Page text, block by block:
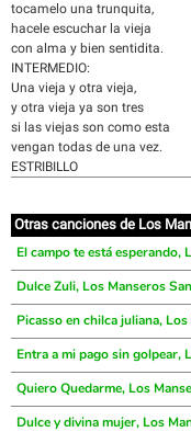
tocamelo una trunquita,
hacele escuchar la vieja
con alma y bien sentidita.
INTERMEDIO:
Una vieja y otra vieja,
y otra vieja ya son tres
si las viejas son como esta
vengan todas de una vez.
ESTRIBILLO
Otras canciones de Los
El campo te está esperando,
Dulce Zuli, Los Manseros
Picasso en chilca juliana,
Entra a mi pago sin golpear,
Quiero Quedarme, Los
Dulce y divina mujer, Los